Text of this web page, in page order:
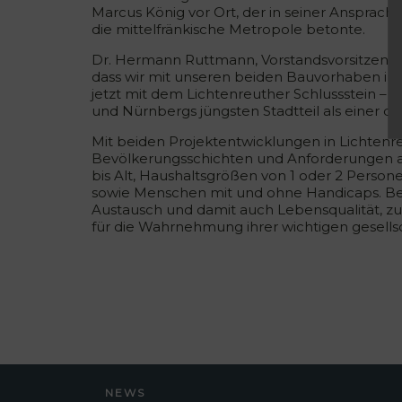
Marcus König vor Ort, der in seiner
die mittelfränkische Metropole betonte.
Dr. Hermann Ruttmann,
dass wir mit unseren beiden Bauvorhaben
jetzt mit dem Lichtenreuther Schlussstein –
und Nürnbergs jüngsten Stadtteil als einer
Mit beiden Projektentwicklungen in
Bevölkerungsschichten und Anforderungen
bis Alt, Haushaltsgrößen von 1 oder 2
sowie Menschen mit und ohne Handicaps.
Austausch und damit auch Lebensqualität,
für die Wahrnehmung ihrer wichtigen
NEWS